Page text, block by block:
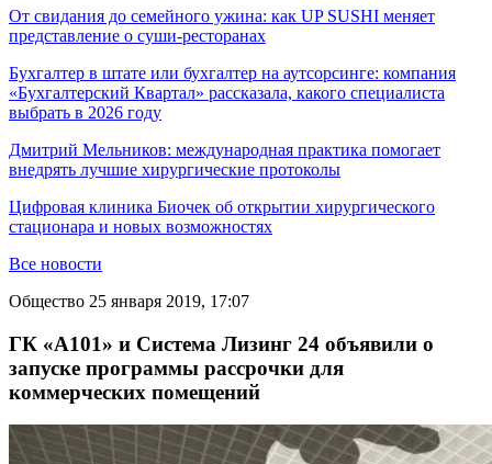
От свидания до семейного ужина: как UP SUSHI меняет
представление о суши-ресторанах
Бухгалтер в штате или бухгалтер на аутсорсинге: компания
«Бухгалтерский Квартал» рассказала, какого специалиста
выбрать в 2026 году
Дмитрий Мельников: международная практика помогает
внедрять лучшие хирургические протоколы
Цифровая клиника Биочек об открытии хирургического
стационара и новых возможностях
Все новости
Общество 25 января 2019, 17:07
ГК «А101» и Система Лизинг 24 объявили о
запуске программы рассрочки для
коммерческих помещений